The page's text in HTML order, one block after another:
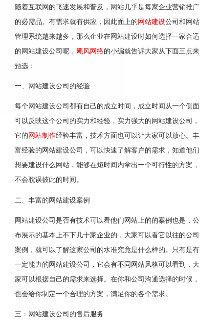
随着互联网的飞速发展和普及，网站几乎是每家企业营销推广
的必需品。有需求就有供应，因此面上的 网站建设公司和网站
管理系统越来越多，那么企业在网站建设时如何选择一家合适
的网站建设公司呢， 飓风网络的小编就告诉大家从下面三点来
甄选：
一、网站建设公司的经验
每个网站建设公司都有自己的成立时间，成立时间从一个侧面
可以反映这个公司的实力和经验，实力强大的网站建设公司，
它的 网站制作经验丰富，技术方面也可以让大家可以放心。丰
富经验的网站建设公司，可以快速了解客户的需求，知道他们
想要建设什么网站，能够在短时间内拿出一个可行性的方案，
不会耽误彼此的时间。
二、丰富的网站建设案例
网站建设公司是否有技术可以看他们网站上的的案例也是，公
布展示的基本上不下几十家企业的，大家可以看它以往的公司
案例，就可以了解这家公司的水准究竟是什么样的。只有是有
一定能力的网站建设公司，它会有不同网站风格可以看到，大
家可以根据自己的需求来选择。在你和公司沟通选择的时候，
也会给你制定一个合理的方案，满足你的各个需求。
三：网站建设公司的售后服务